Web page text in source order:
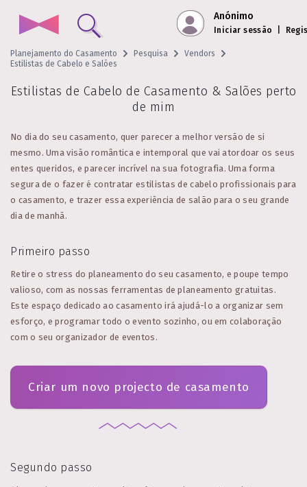
Anónimo
Iniciar sessão
Planejamento do Casamento Pesquisa
Vendors
Estilistas de Cabelo e Salões
Estilistas de Cabelo de Casamento & Salões perto
de mim
No dia do seu casamento, quer parecer a melhor versão de si
mesmo. Uma visão romântica e intemporal que vai atordoar os seus
entes queridos, e parecer incrível na sua fotografia. Uma forma
segura de o fazer é contratar estilistas de cabelo profissionais para
o casamento, e trazer essa experiência de salão para o seu grande
dia de manhã.
Primeiro passo
Retire o stress do planeamento do seu casamento, e poupe tempo
valioso, com as nossas ferramentas de planeamento gratuitas.
Este espaço dedicado ao casamento irá ajudá-lo a organizar sem
esforço, e programar todo o evento sozinho, ou em colaboração
com o seu organizador de eventos.
Criar um novo projecto de casamento
Segundo passo